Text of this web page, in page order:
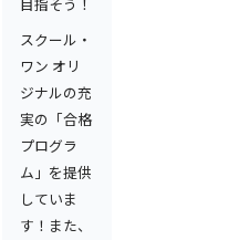
スクール・
ワン オリ
ジナルの充
実の「合格
プログラ
ム」を提供
していま
す！また、